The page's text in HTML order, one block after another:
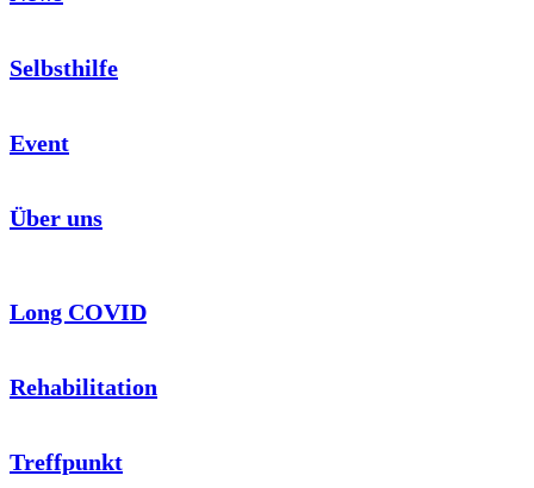
Selbsthilfe
Event
Über uns
Long COVID
Rehabilitation
Treffpunkt